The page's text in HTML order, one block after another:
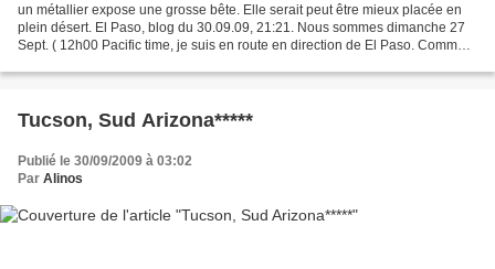
un métallier expose une grosse bête. Elle serait peut être mieux placée en
plein désert. El Paso, blog du 30.09.09, 21:21. Nous sommes dimanche 27
Sept. ( 12h00 Pacific time, je suis en route en direction de El Paso. Comme
Tucson, Sud Arizona*****
Publié le 30/09/2009 à 03:02
Par Alinos